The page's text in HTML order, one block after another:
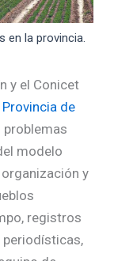
en la provincia.
y el Conicet
de
modelo
y
registros
periodísticas,